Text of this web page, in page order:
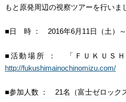
もと 原発周辺の視察ツアーを行いま
■日 時 ： 2016年6月 11日（土）～
■活動場所
： 「ＦＵＫＵＳ
http://fukushimainochinomizu.com/
■参加人数 ： 21名（富士ゼロック